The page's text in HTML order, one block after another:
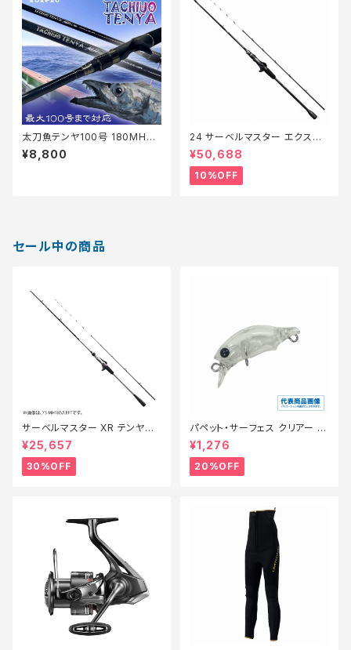
太刀魚テンヤ100号 180MH+
マットブラック
¥8,800
24 サーベルマスター エクスチ
ューン テンヤ 82M/MH178【継
続セール_ロッド】【10】
¥50,688
10%OFF
セール中の商品
サーベルマスター XR テンヤ
73MH 185R【特価ロッド】【30】
¥25,657
30%OFF
パペット・サーフェス クリアー 0
1【特価ルアー】【20】
¥1,276
20%OFF